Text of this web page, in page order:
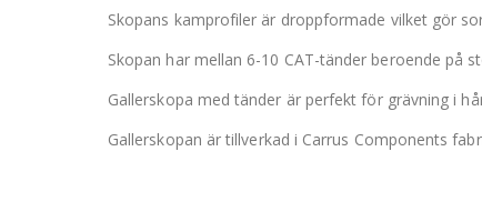
Skopans kamprofiler är droppformade vilket gör
Skopan har mellan 6-10 CAT-tänder beroende på
Gallerskopa med tänder är perfekt för grävning i
Gallerskopan är tillverkad i Carrus Components